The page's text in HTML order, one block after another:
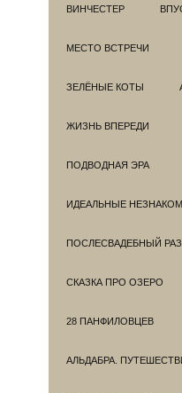
ВИНЧЕСТЕР
МЕСТО ВСТРЕЧИ
ЗЕЛЁНЫЕ КОТЫ
ЖИЗНЬ ВПЕРЕДИ
ПОДВОДНАЯ ЭРА
ИДЕАЛЬНЫЕ
ПОСЛЕСВАДЕБНЫЙ
СКАЗКА ПРО ОЗЕРО
28 ПАНФИЛОВЦЕВ
АЛЬДАБРА.